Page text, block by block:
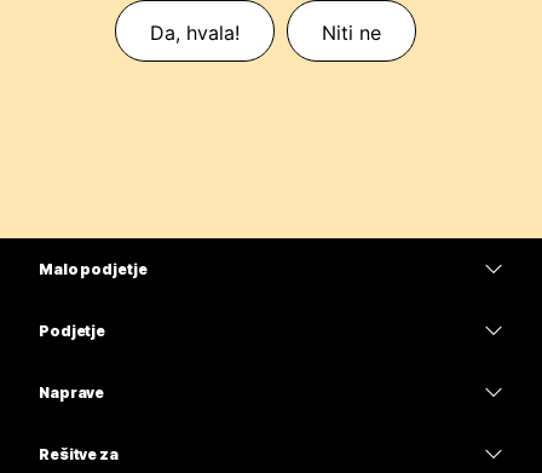
Da, hvala! Niti ne
Malo podjetje
Podjetje
Naprave
Rešitve za